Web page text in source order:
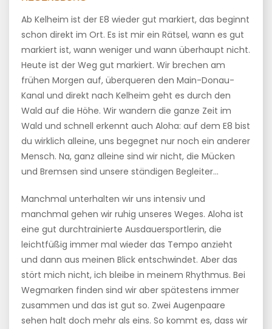
Ab Kelheim ist der E8 wieder gut markiert, das beginnt
schon direkt im Ort. Es ist mir ein Rätsel, wann es gut
markiert ist, wann weniger und wann überhaupt nicht.
Heute ist der Weg gut markiert. Wir brechen am
frühen Morgen auf, überqueren den Main-Donau-
Kanal und direkt nach Kelheim geht es durch den
Wald auf die Höhe. Wir wandern die ganze Zeit im
Wald und schnell erkennt auch Aloha: auf dem E8 bist
du wirklich alleine, uns begegnet nur noch ein anderer
Mensch. Na, ganz alleine sind wir nicht, die Mücken
und Bremsen sind unsere ständigen Begleiter…
Manchmal unterhalten wir uns intensiv und
manchmal gehen wir ruhig unseres Weges. Aloha ist
eine gut durchtrainierte Ausdauersportlerin, die
leichtfüßig immer mal wieder das Tempo anzieht
und dann aus meinen Blick entschwindet. Aber das
stört mich nicht, ich bleibe in meinem Rhythmus. Bei
Wegmarken finden sind wir aber spätestens immer
zusammen und das ist gut so. Zwei Augenpaare
sehen halt doch mehr als eins. So kommt es, dass wir